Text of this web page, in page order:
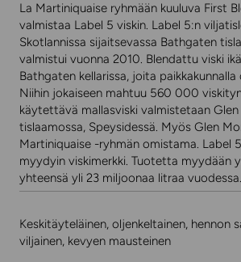
La Martiniquaise ryhmään kuuluva First
valmistaa Label 5 viskin. Label 5:n
Skotlannissa sijaitsevassa Bathgaten
valmistui vuonna 2010. Blendattu viski
Bathgaten kellarissa, joita paikkakunnalla
Niihin jokaiseen mahtuu 560 000
käytettävä mallasviski valmistetaan
tislaamossa, Speysidessä. Myös Glen
Martiniquaise -ryhmän omistama. Label
myydyin viskimerkki. Tuotetta myydään
yhteensä yli 23 miljoonaa litraa vuodessa.
Keskitäyteläinen, oljenkeltainen, hennon
viljainen, kevyen mausteinen